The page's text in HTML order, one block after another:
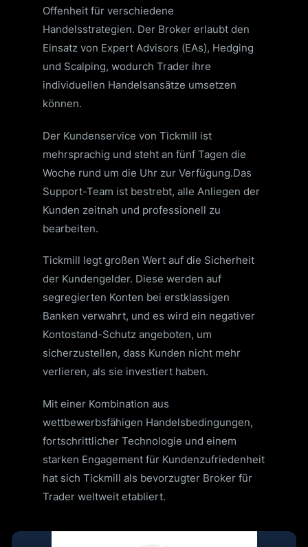
Offenheit für verschiedene
Handelsstrategien. Der Broker erlaubt den
Einsatz von Expert Advisors (EAs), Hedging
und Scalping, wodurch Trader ihre
individuellen Handelsansätze umsetzen
können.
Der Kundenservice von Tickmill ist
mehrsprachig und steht an fünf Tagen die
Woche rund um die Uhr zur Verfügung.Das
Support-Team ist bestrebt, alle Anliegen der
Kunden zeitnah und professionell zu
bearbeiten.
Tickmill legt großen Wert auf die Sicherheit
der Kundengelder. Diese werden auf
segregierten Konten bei erstklassigen
Banken verwahrt, und es wird ein negativer
Kontostand-Schutz angeboten, um
sicherzustellen, dass Kunden nicht mehr
verlieren, als sie investiert haben.
Mit einer Kombination aus
wettbewerbsfähigen Handelsbedingungen,
fortschrittlicher Technologie und einem
starken Engagement für Kundenzufriedenheit
hat sich Tickmill als bevorzugter Broker für
Trader weltweit etabliert.